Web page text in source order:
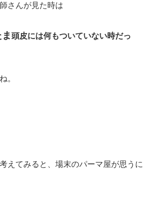
さんが見た時は
頭皮には何もついていない時だっ
。
えてみると、場末のパーマ屋が思うに